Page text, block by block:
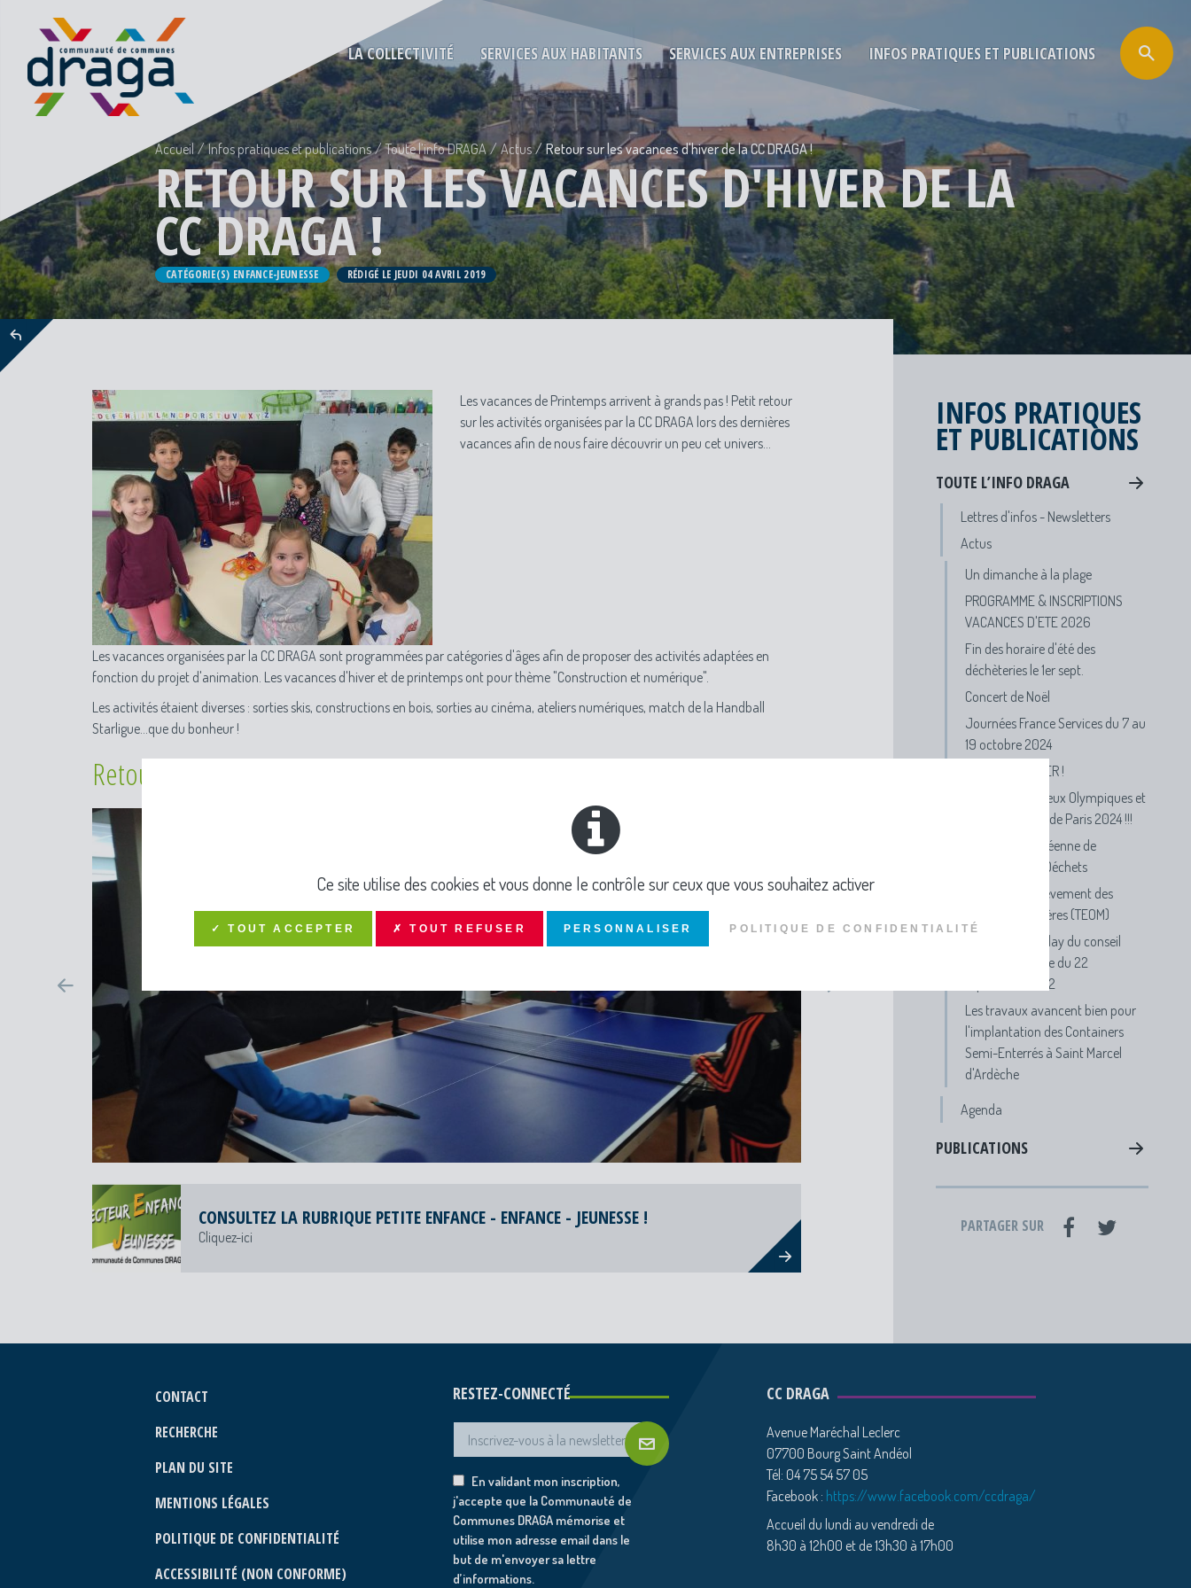
LA COLLECTIVITÉ SERVICES AUX HABITANTS SERVICES AUX ENTREPRISES INFOS PRATIQUES ET PUBLICATIONS
Accueil Infos pratiques et publications Toute l’info DRAGA Actus Retour sur les vacances d'hiver de la CC DRAGA !
RETOUR SUR LES VACANCES D'HIVER DE LA
CC DRAGA !
CATÉGORIE(S) ENFANCE-JEUNESSE RÉDIGÉ LE JEUDI 04 AVRIL 2019
Les vacances de Printemps arrivent à grands pas ! Petit retour
sur les activités organisées par la CC DRAGA lors des dernières
vacances afin de nous faire découvrir un peu cet univers...
Les vacances organisées par la CC DRAGA sont programmées par catégories d'âges afin de proposer des activités adaptées en
fonction du projet d'animation. Les vacances d'hiver et de printemps ont pour thème "Construction et numérique".
Les activités étaient diverses : sorties skis, constructions en bois, sorties au cinéma, ateliers numériques, match de la Handball
Starligue...que du bonheur !
Retour en images sur les vacances d'hiver !
CONSULTEZ LA RUBRIQUE PETITE ENFANCE - ENFANCE - JEUNESSE !
Cliquez-ici
INFOS PRATIQUES
ET PUBLICATIONS
TOUTE L’INFO DRAGA
Lettres d'infos - Newsletters
Actus
Un dimanche à la plage
PROGRAMME & INSCRIPTIONS
VACANCES D'ETE 2026
Fin des horaire d'été des
déchèteries le 1er sept.
Concert de Noël
Journées France Services du 7 au
19 octobre 2024
APPEL A DANSER !
Participe aux Jeux Olympiques et
Paralympiques de Paris 2024 !!!
Semaine Européenne de
Réduction des Déchets
FAQ Taxe d'Enlèvement des
Ordures Ménagères (TEOM)
Visionnez le replay du conseil
communautaire du 22
septembre 2022
Les travaux avancent bien pour
l'implantation des Containers
Semi-Enterrés à Saint Marcel
d'Ardèche
Agenda
PUBLICATIONS
PARTAGER SUR
CONTACT
RECHERCHE
PLAN DU SITE
MENTIONS LÉGALES
POLITIQUE DE CONFIDENTIALITÉ
ACCESSIBILITÉ (NON CONFORME)
RESTEZ-CONNECTÉ
En validant mon inscription,
j'accepte que la Communauté de
Communes DRAGA mémorise et
utilise mon adresse email dans le
but de m'envoyer sa lettre
d’informations.
CC DRAGA
Avenue Maréchal Leclerc
07700 Bourg Saint Andéol
Tél: 04 75 54 57 05
Facebook : https://www.facebook.com/ccdraga/
Accueil du lundi au vendredi de
8h30 à 12h00 et de 13h30 à 17h00
Ce site utilise des cookies et vous donne le contrôle sur ceux que vous souhaitez activer
✓ TOUT ACCEPTER ✗ TOUT REFUSER PERSONNALISER POLITIQUE DE CONFIDENTIALITÉ